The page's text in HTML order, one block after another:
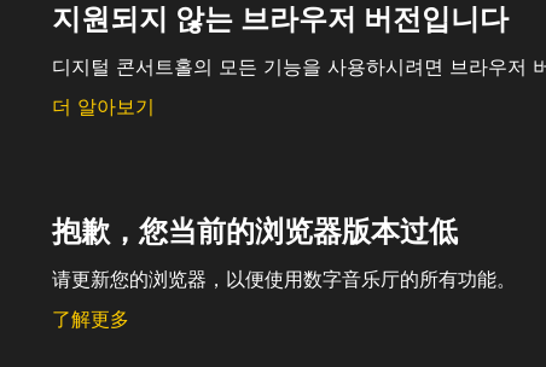
지원되지 않는 브라우저 버전입니다
디지털 콘서트홀의 모든 기능을 사용하시려면 브라우저
더 알아보기
抱歉，您当前的浏览器版本过低
请更新您的浏览器，以便使用数字音乐厅的所有功能。
了解更多